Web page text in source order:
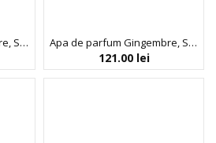
Apa de parfum Gingembre, SoliNotes, 15 ml Apa de parfum Gingembre, SoliNotes, 50 ml
121.00 lei